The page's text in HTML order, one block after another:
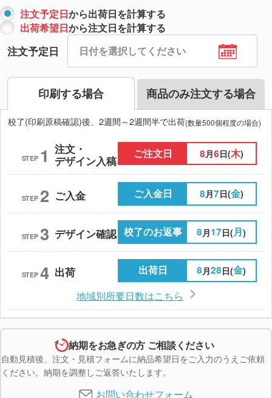
注文予定日から出荷日を計算する
出荷希望日から注文日を計算する
注文予定日
印刷する場合 商品のみ注文する場合
校了(印刷原稿確認)後、2週間～2週間半で出荷(数量500個程度の場合)
STEP 1 注文・
デザイン入稿
ご注文日 8月6日(木)
STEP 2 ご入金 ご入金日 8月7日(金)
STEP 3 デザイン確認 校了のお返事 8 月17日(月)
STEP 4 出荷 出荷日 8 月28日(金)
地域別所要日数はこちら
納期をお急ぎの方 ご相談ください
自動見積後、注文・見積フォームに納品希望日をご入力のうえご依頼
ください。納期を調整しご返答いたします。
お問い合わせフォーム